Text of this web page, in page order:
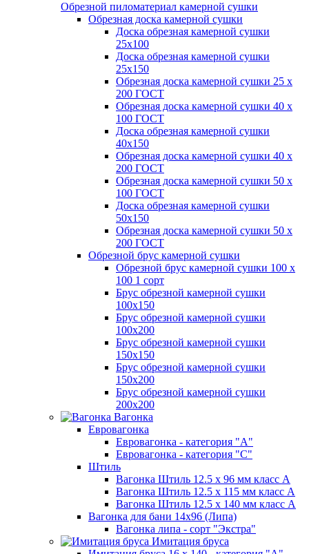
Обрезной пиломатериал камерной сушки
Обрезная доска камерной сушки
Доска обрезная камерной сушки
25х100
Доска обрезная камерной сушки
25х150
Обрезная доска камерной сушки 25 х
200 ГОСТ
Обрезная доска камерной сушки 40 х
100 ГОСТ
Доска обрезная камерной сушки
40х150
Обрезная доска камерной сушки 40 х
200 ГОСТ
Обрезная доска камерной сушки 50 х
100 ГОСТ
Доска обрезная камерной сушки
50х150
Обрезная доска камерной сушки 50 х
200 ГОСТ
Обрезной брус камерной сушки
Обрезной брус камерной сушки 100 х
100 1 сорт
Брус обрезной камерной сушки
100х150
Брус обрезной камерной сушки
100х200
Брус обрезной камерной сушки
150х150
Брус обрезной камерной сушки
150х200
Брус обрезной камерной сушки
200х200
Вагонка
Евровагонка
Евровагонка - категория "А"
Евровагонка - категория "С"
Штиль
Вагонка Штиль 12.5 х 96 мм класс А
Вагонка Штиль 12.5 х 115 мм класс А
Вагонка Штиль 12.5 х 140 мм класс А
Вагонка для бани 14х96 (Липа)
Вагонка липа - сорт "Экстра"
Имитация бруса